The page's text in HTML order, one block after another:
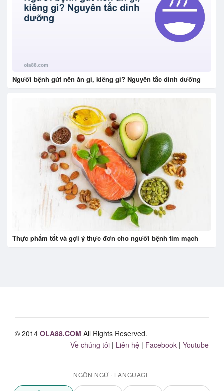
Người bệnh gút nên ăn gì, kiêng gì? Nguyên tắc dinh dưỡng
Thực phẩm tốt và gợi ý thực đơn cho người bệnh tim mạch
© 2014 OLA88.COM All Rights Reserved.
Về chúng tôi | Liên hệ | Facebook | Youtube
NGÔN NGỮ · LANGUAGE